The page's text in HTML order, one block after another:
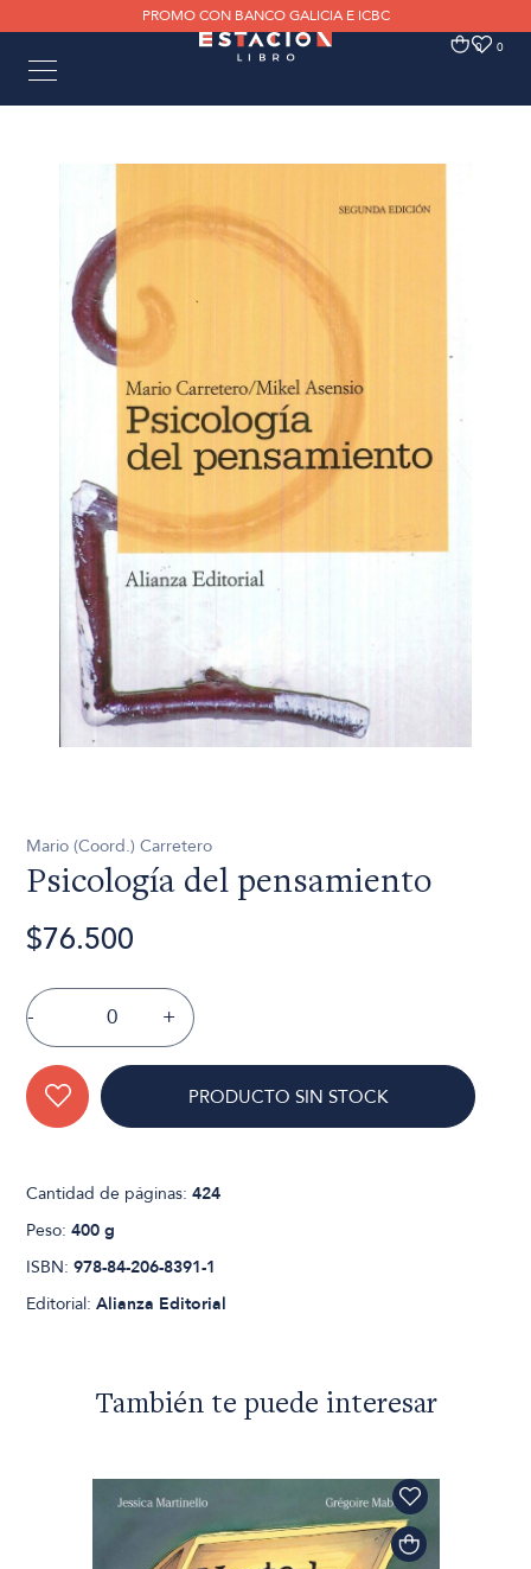
PROMO CON BANCO GALICIA E ICBC
0 0
Mario (Coord.) Carretero
Psicología del pensamiento
$76.500
- +
PRODUCTO SIN STOCK
Cantidad de páginas:424
Peso:400 g
ISBN:978-84-206-8391-1
Editorial:Alianza Editorial
También te puede interesar